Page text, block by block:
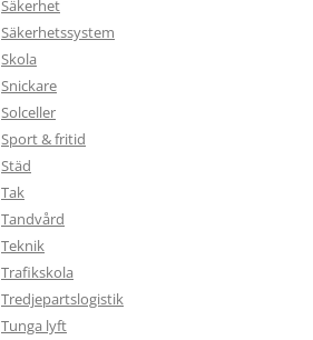
Säkerhet
Säkerhetssystem
Skola
Snickare
Solceller
Sport & fritid
Städ
Tak
Tandvård
Teknik
Trafikskola
Tredjepartslogistik
Tunga lyft